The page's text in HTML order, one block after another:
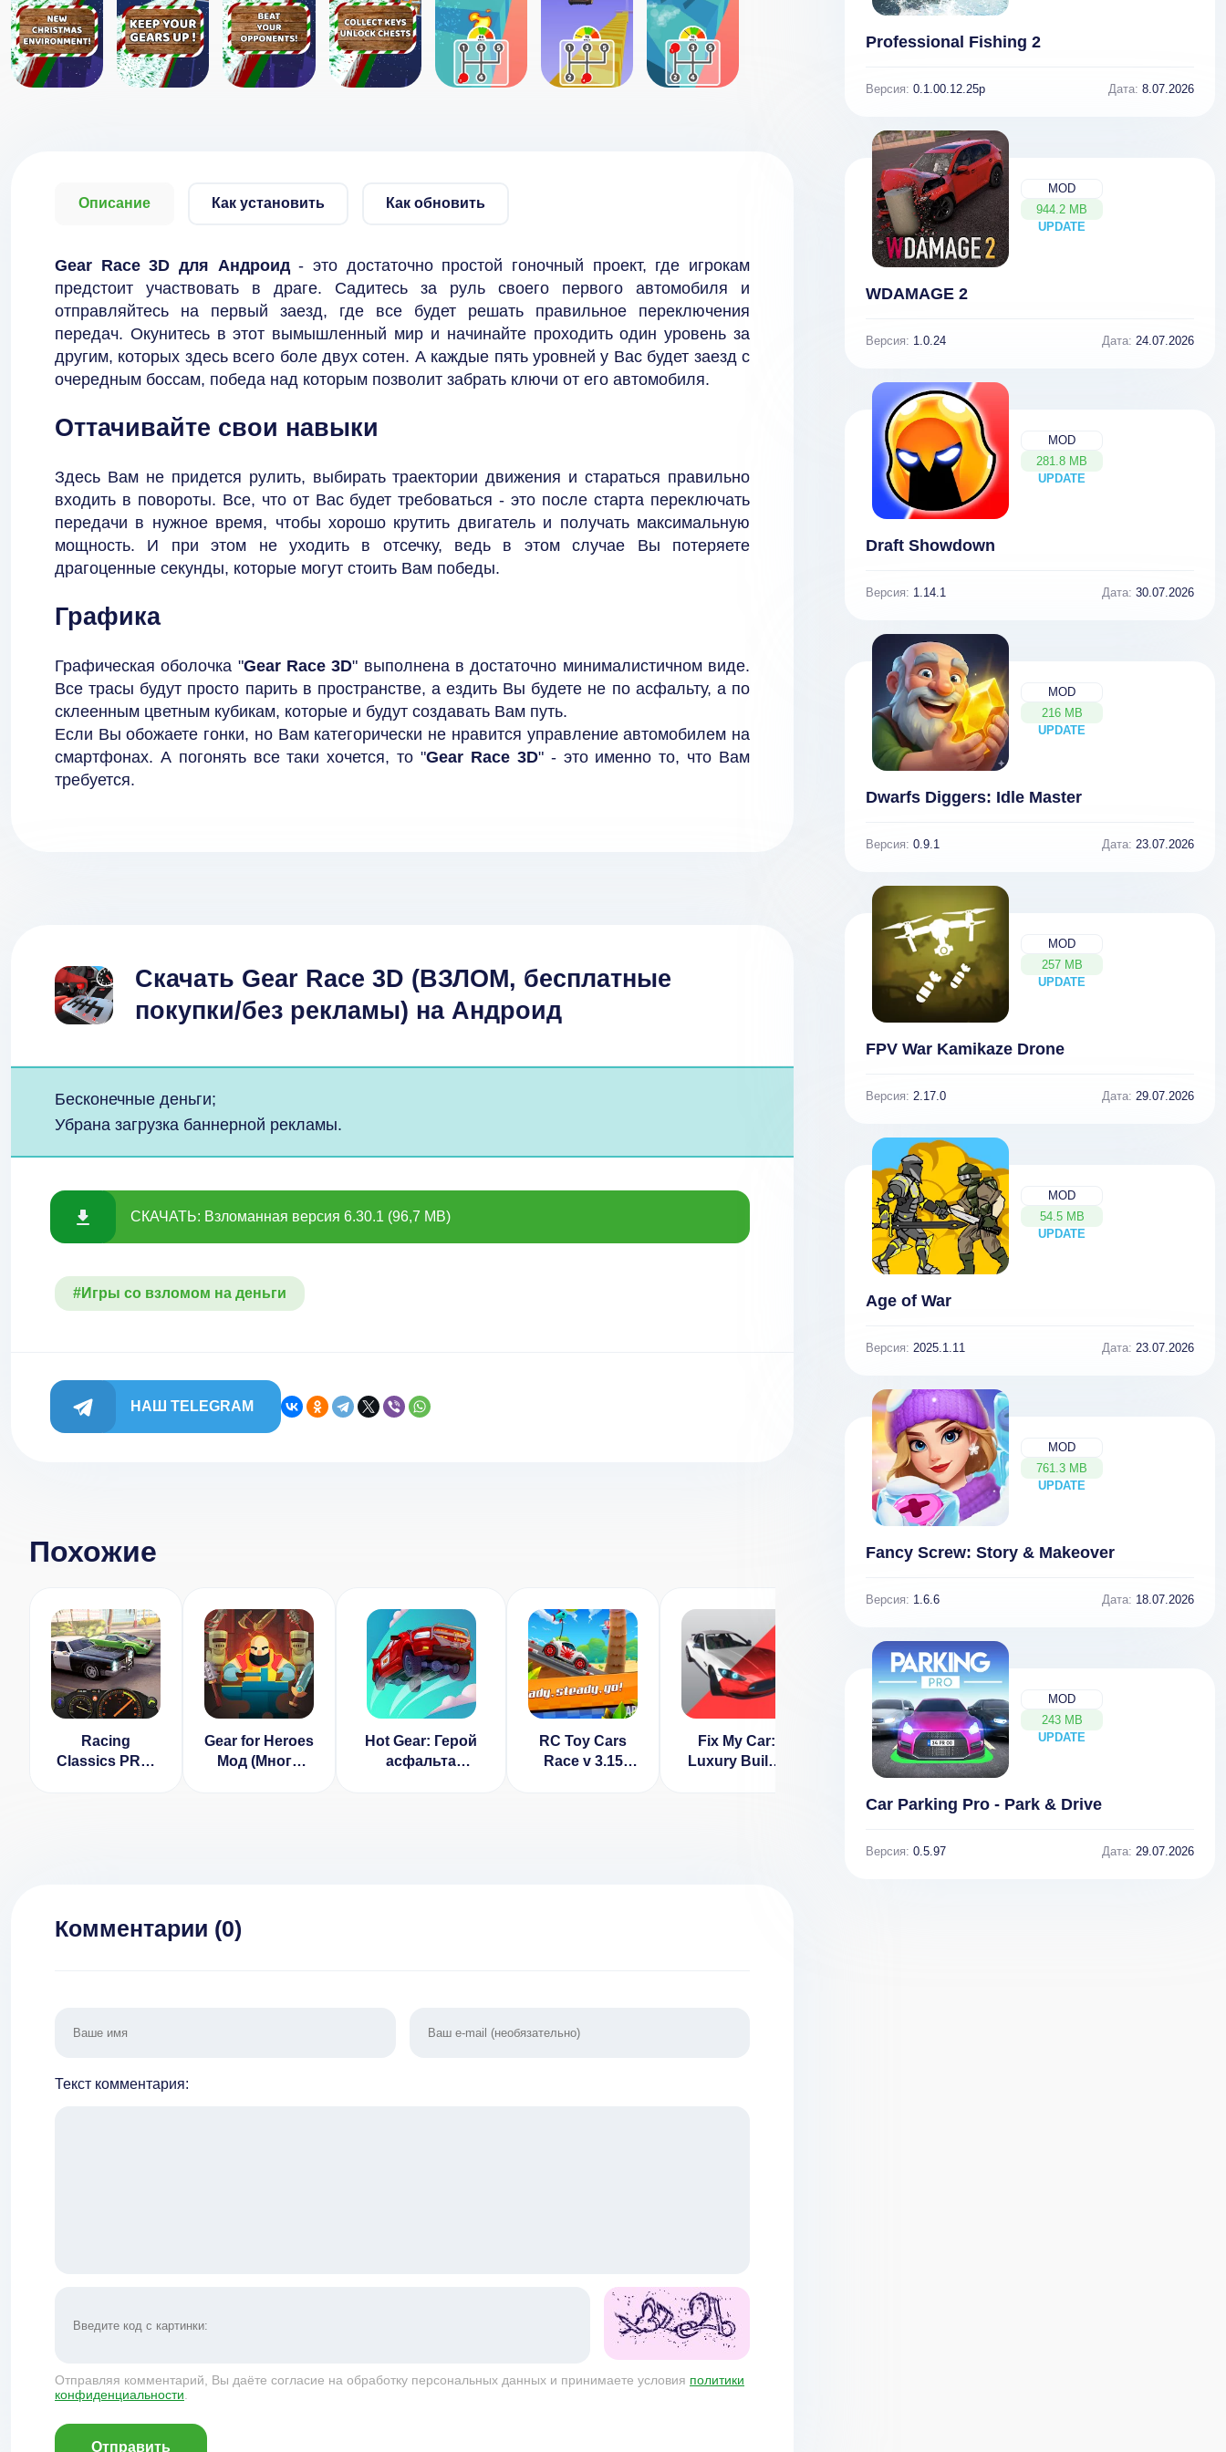
Описание Как установить Как обновить
Gear Race 3D для Андроид- это достаточно простой гоночный проект, где игрокам
предстоит участвовать в драге. Садитесь за руль своего первого автомобиля и
отправляйтесь на первый заезд, где все будет решать правильное переключения
передач. Окунитесь в этот вымышленный мир и начинайте проходить один уровень за
другим, которых здесь всего боле двух сотен. А каждые пять уровней у Вас будет заезд с
очередным боссам, победа над которым позволит забрать ключи от его автомобиля.
Оттачивайте свои навыки
Здесь Вам не придется рулить, выбирать траектории движения и стараться правильно
входить в повороты. Все, что от Вас будет требоваться - это после старта переключать
передачи в нужное время, чтобы хорошо крутить двигатель и получать максимальную
мощность. И при этом не уходить в отсечку, ведь в этом случае Вы потеряете
драгоценные секунды, которые могут стоить Вам победы.
Графика
Графическая оболочка "Gear Race 3D" выполнена в достаточно минималистичном виде.
Все трасы будут просто парить в пространстве, а ездить Вы будете не по асфальту, а по
склеенным цветным кубикам, которые и будут создавать Вам путь.
Если Вы обожаете гонки, но Вам категорически не нравится управление автомобилем на
смартфонах. А погонять все таки хочется, то "Gear Race 3D" - это именно то, что Вам
требуется.
Скачать Gear Race 3D (ВЗЛОМ, бесплатные
покупки/без рекламы) на Андроид
Бесконечные деньги;
Убрана загрузка баннерной рекламы.
СКАЧАТЬ: Взломанная версия 6.30.1 (96,7 MB)
#Игры со взломом на деньги
НАШ TELEGRAM
Похожие
Racing
Classics PRO:
Gear for Heroes
Мод (Много
Hot Gear: Герой
асфальта
RC Toy Cars
Race v 3.15
Fix My Car:
Luxury Build /
Draft Race 3D
Комментарии (0)
Текст комментария:
Отправляя комментарий, Вы даёте согласие на обработку персональных данных и принимаете условия политики
конфиденциальности.
Отправить
Professional Fishing 2
Версия: 0.1.00.12.25p Дата: 8.07.2026
MOD
944.2 MB
UPDATE
NEW
WDAMAGE 2
Версия: 1.0.24 Дата: 24.07.2026
MOD
281.8 MB
UPDATE
NEW
Draft Showdown
Версия: 1.14.1 Дата: 30.07.2026
MOD
216 MB
UPDATE
NEW
Dwarfs Diggers: Idle Master
Версия: 0.9.1 Дата: 23.07.2026
MOD
257 MB
UPDATE
NEW
FPV War Kamikaze Drone
Версия: 2.17.0 Дата: 29.07.2026
MOD
54.5 MB
UPDATE
NEW
Age of War
Версия: 2025.1.11 Дата: 23.07.2026
MOD
761.3 MB
UPDATE
NEW
Fancy Screw: Story & Makeover
Версия: 1.6.6 Дата: 18.07.2026
MOD
243 MB
UPDATE
NEW
Car Parking Pro - Park & Drive
Версия: 0.5.97 Дата: 29.07.2026